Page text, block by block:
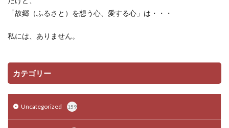
「故郷（ふるさと）を想う心、愛する心」は・・・
私には、ありません。
カテゴリー
Uncategorized 159